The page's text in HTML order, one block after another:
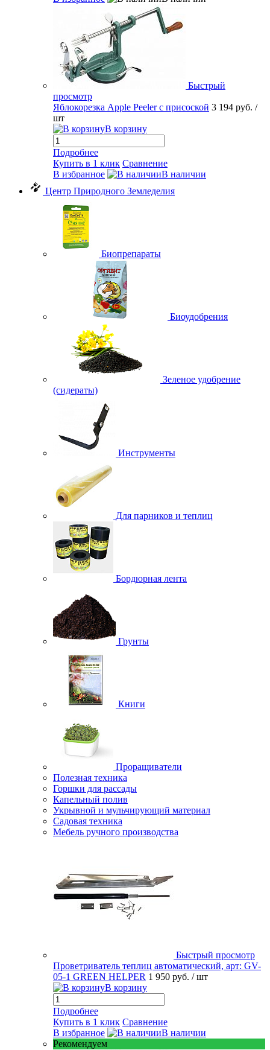
Быстрый
просмотр
Яблокорезка Apple Peeler с присоской 3 194 руб. /
шт
В корзину
Подробнее
Купить в 1 клик Сравнение
В избранное
В наличии
Центр Природного Земледелия
Биопрепараты
Биоудобрения
Зеленое удобрение
(сидераты)
Инструменты
Для парников и теплиц
Бордюрная лента
Грунты
Книги
Проращиватели
Полезная техника
Горшки для рассады
Капельный полив
Укрывной и мульчирующий материал
Садовая техника
Мебель ручного производства
Быстрый просмотр
Проветриватель теплиц автоматический, арт: GV-
05-1 GREEN HELPER 1 950 руб. / шт
В корзину
Подробнее
Купить в 1 клик Сравнение
В избранное
В наличии
Рекомендуем